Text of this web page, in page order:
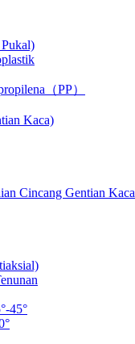
（PP）
Kaca)
Cincang Gentian Kaca
45°